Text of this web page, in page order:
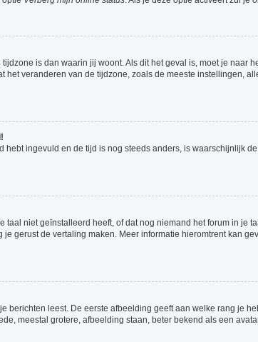
is dan waarin jij woont. Als dit het geval is, moet je
het veranderen van de tijdzone, zoals de meeste instellingen,
hebt ingevuld en de tijd is nog steeds anders, is waarschijnlijk
niet geïnstalleerd heeft, of dat nog niemand het forum in je
gerust de vertaling maken. Meer informatie hieromtrent kan
berichten leest. De eerste afbeelding geeft aan welke rang je
meestal grotere, afbeelding staan, beter bekend als een